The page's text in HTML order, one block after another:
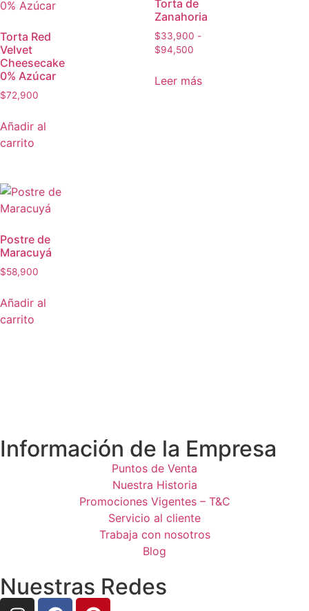
Torta Red
Velvet
Cheesecake
0% Azúcar
$72,900
Añadir al
carrito
Torta de
Zanahoria
$33,900 -
$94,500
Leer más
Postre de
Maracuyá
$58,900
Añadir al
carrito
Información de la Empresa
Puntos de Venta
Nuestra Historia
Promociones Vigentes – T&C
Servicio al cliente
Trabaja con nosotros
Blog
Nuestras Redes